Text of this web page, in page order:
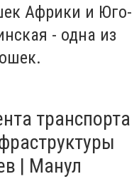
Африки и Юго-
- одна из
транспорта
| Манул